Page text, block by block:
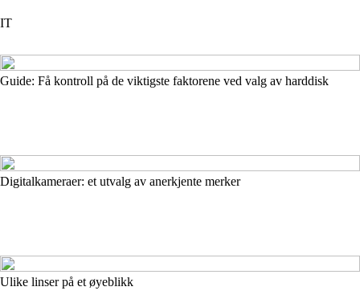
IT
Guide: Få kontroll på de viktigste faktorene ved valg av harddisk
Digitalkameraer: et utvalg av anerkjente merker
Ulike linser på et øyeblikk